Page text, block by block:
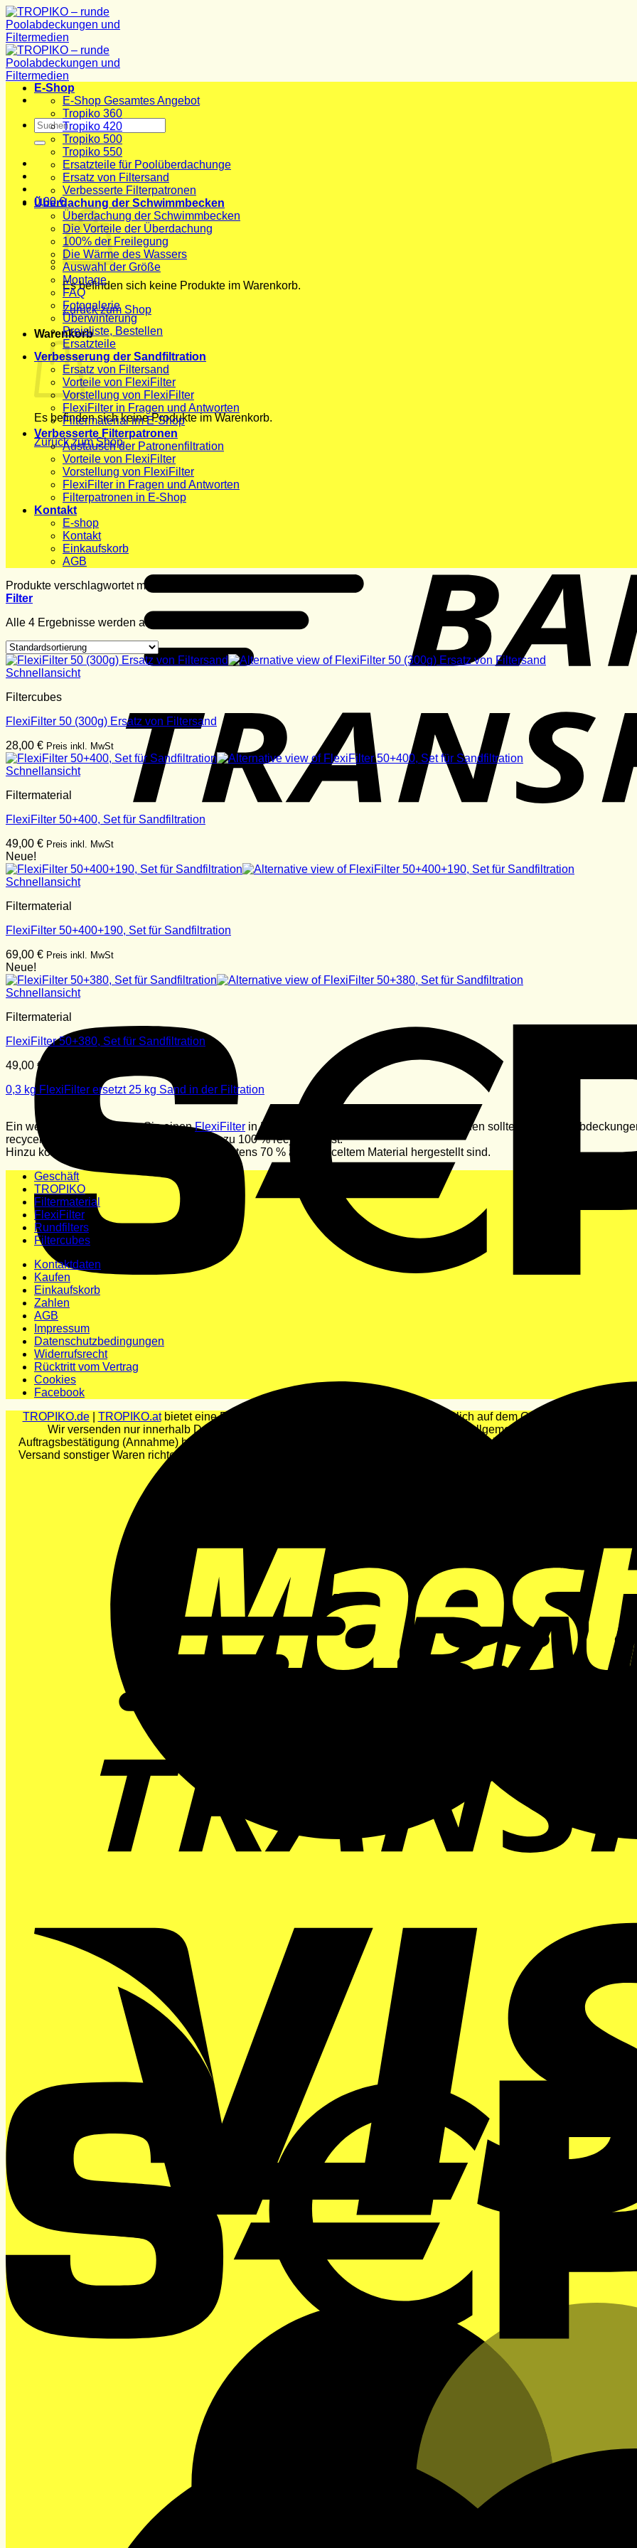
Zum
Inhalt
springen
Suchen
nach:
0,00€
Es befinden sich keine Produkte im Warenkorb.
Zurück zum Shop
Warenkorb
Es befinden sich keine Produkte im Warenkorb.
Zurück zum Shop
E-Shop
E-Shop Gesamtes Angebot
Tropiko 360
Tropiko 420
Tropiko 500
Tropiko 550
Ersatzteile für Poolüberdachunge
Ersatz von Filtersand
Verbesserte Filterpatronen
Überdachung der Schwimmbecken
Überdachung der Schwimmbecken
Die Vorteile der Überdachung
100% der Freilegung
Die Wärme des Wassers
Auswahl der Größe
Montage
FAQ
Fotogalerie
Überwinterung
Preisliste, Bestellen
Ersatzteile
Verbesserung der Sandfiltration
Ersatz von Filtersand
Vorteile von FlexiFilter
Vorstellung von FlexiFilter
FlexiFilter in Fragen und Antworten
Filtermaterial im E-Shop
Verbesserte Filterpatronen
Austausch der Patronenfiltration
Vorteile von FlexiFilter
Vorstellung von FlexiFilter
FlexiFilter in Fragen und Antworten
Filterpatronen in E-Shop
Kontakt
E-shop
Kontakt
Einkaufskorb
AGB
Produkte verschlagwortet mit „Filtercube“
Filter
Alle 4 Ergebnisse werden angezeigt
Schnellansicht
Filtercubes
FlexiFilter 50 (300g) Ersatz von Filtersand
28,00 € Preis inkl. MwSt
Schnellansicht
Filtermaterial
FlexiFilter 50+400, Set für Sandfiltration
49,00 € Preis inkl. MwSt
Neue!
Schnellansicht
Filtermaterial
FlexiFilter 50+400+190, Set für Sandfiltration
69,00 € Preis inkl. MwSt
Neue!
Schnellansicht
Filtermaterial
FlexiFilter 50+380, Set für Sandfiltration
49,00 €
0,3 kg FlexiFilter ersetzt 25 kg Sand in der Filtration
Ein weiteres „Plus“, warum Sie einenFlexiFilter in Ihre Pool- oder Whirlpool-Filterung einbauen sollten. Die
recyceltem Material besteht, das wiederum zu 100 % recycelbar ist.
Hinzu kommt, dass die Filter selbst zu mindestens 70 % aus recyceltem Material hergestellt sind.
Geschäft
TROPIKO
Filtermaterial
FlexiFilter
Rundfilters
Filtercubes
Kontaktdaten
Kaufen
Einkaufskorb
Zahlen
AGB
Impressum
Datenschutzbedingungen
Widerrufsrecht
Rücktritt vom Vertrag
Cookies
Facebook
TROPIKO.de| TROPIKO.atbietet eine Reihe von Schwimmbecken an, die ausschließlich auf dem Gebiet der
Wir versenden nur innerhalb Deutschlands und Österreichs. Die Lieferfrist ist in den Allgemeinen
Auftragsbestätigung (Annahme) beträgt 5 Werktage nach Deutschland und Österreich. Derzeit ist der Lieferpreis der
Versand sonstiger Waren richtet sich nach dem Gewicht der Sendung (2 – 10 € für die gesamte Bestellung). Der Preis